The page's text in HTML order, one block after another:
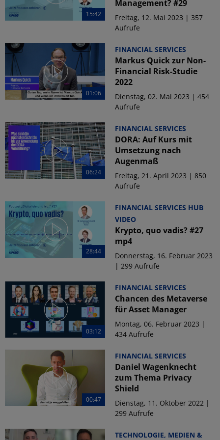
15:42
Management? #29
Freitag, 12. Mai 2023 | 357
Aufrufe
01:06
FINANCIAL SERVICES
Markus Quick zur Non-
Financial Risk-Studie
2022
Dienstag, 02. Mai 2023 | 454
Aufrufe
06:24
FINANCIAL SERVICES
DORA: Auf Kurs mit
Umsetzung nach
Augenmaß
Freitag, 21. April 2023 | 850
Aufrufe
28:44
FINANCIAL SERVICES HUB
VIDEO
Krypto, quo vadis? #27
mp4
Donnerstag, 16. Februar 2023
| 299 Aufrufe
03:12
FINANCIAL SERVICES
Chancen des Metaverse
für Asset Manager
Montag, 06. Februar 2023 |
434 Aufrufe
00:47
FINANCIAL SERVICES
Daniel Wagenknecht
zum Thema Privacy
Shield
Dienstag, 11. Oktober 2022 |
299 Aufrufe
TECHNOLOGIE, MEDIEN &